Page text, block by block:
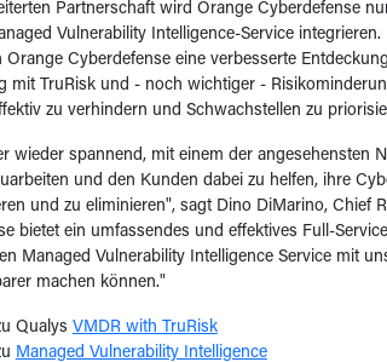
Partnerschaft wird Orange Cyberdefense
Vulnerability Intelligence-Service
Orange Cyberdefense eine verbesserte
mit TruRisk und - noch wichtiger -
zu verhindern und Schwachstellen zu
wieder spannend, mit einem der angesehensten
und den Kunden dabei zu helfen, ihre
und zu eliminieren", sagt Dino DiMarino, Chief
bietet ein umfassendes und effektives Full-
Managed Vulnerability Intelligence Service mit
machen können."
Qualys VMDR with TruRisk
Managed Vulnerability Intelligence